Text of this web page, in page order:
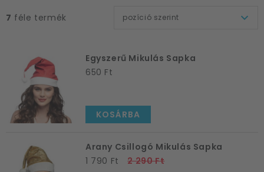
7 féle termék pozíció szerint
Egyszerű Mikulás Sapka
650 Ft
KOSÁRBA
Arany Csillogó Mikulás Sapka
1 790 Ft
2 290 Ft